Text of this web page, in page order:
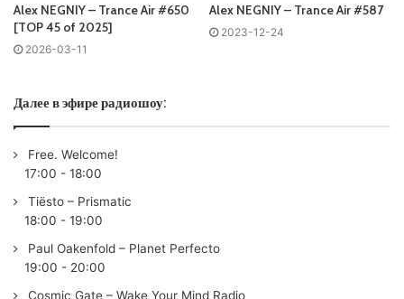
Alex NEGNIY – Trance Air #650
[TOP 45 of 2025]
2026-03-11
Alex NEGNIY – Trance Air #587
2023-12-24
Далее в эфире радиошоу:
Free. Welcome!
17:00 - 18:00
Tiësto – Prismatic
18:00 - 19:00
Paul Oakenfold – Planet Perfecto
19:00 - 20:00
Cosmic Gate – Wake Your Mind Radio